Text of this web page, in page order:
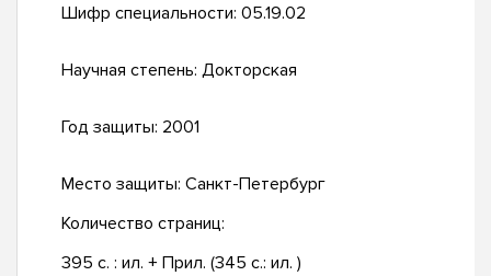
Шифр специальности: 05.19.02
Научная степень: Докторская
Год защиты: 2001
Место защиты: Санкт-Петербург
Количество страниц:
395 с. : ил. + Прил. (345 c.: ил. )